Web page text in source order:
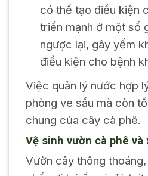
có thể tạo điều kiện
triển mạnh ở một số
ngược lại, gây yếm
điều kiện cho bệnh
Việc quản lý nước hợp
phòng ve sầu mà còn
chung của cây cà phê.
Vệ sinh vườn cà phê và
Vườn cây thông